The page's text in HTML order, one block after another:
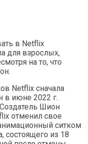
в Netflix
для взрослых,
на то, что
Netflix сначала
в июне 2022 г.
Создатель Шион
отменил свое
ситком
состоящего из 18